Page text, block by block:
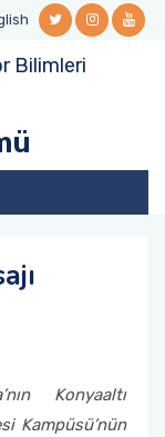
Bilimleri
Konyaaltı
Kampüsü’nün